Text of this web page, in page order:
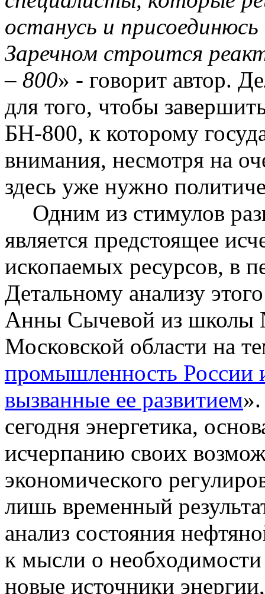
останусь и
Заречном строится
– 800» - говорит автор.
для того, чтобы
БН-800, к которому
внимания, несмотря на
здесь уже нужно
Одним из стимулов
является предстоящее
ископаемых ресурсов, в
Детальному анализу
Анны Сычевой из школы
Московской области на
промышленность России
вызванные ее развитием
сегодня энергетика,
исчерпанию своих
экономического
лишь временный
анализ состояния
к мысли о
новые источники